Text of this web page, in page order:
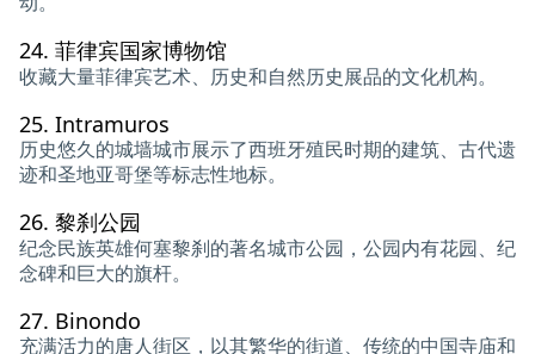
24. 菲律宾国家博物馆
收藏大量菲律宾艺术、历史和自然历史展品的文化机构。
25. Intramuros
历史悠久的城墙城市展示了西班牙殖民时期的建筑、古代遗
迹和圣地亚哥堡等标志性地标。
26. 黎刹公园
纪念民族英雄何塞黎刹的著名城市公园，公园内有花园、纪
念碑和巨大的旗杆。
27. Binondo
充满活力的唐人街区，以其繁华的街道、传统的中国寺庙和